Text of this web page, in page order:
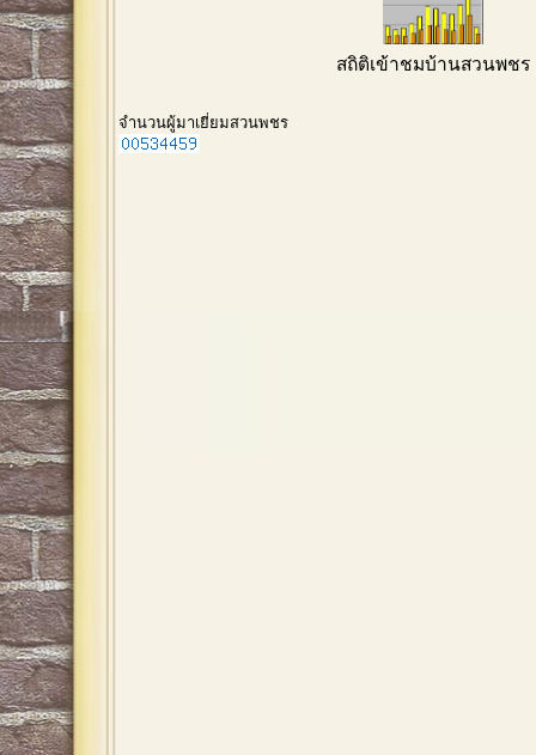
สถิติเข้าชมบ้านสวนพชร
จำนวนผู้มาเยี่ยมสวนพชร